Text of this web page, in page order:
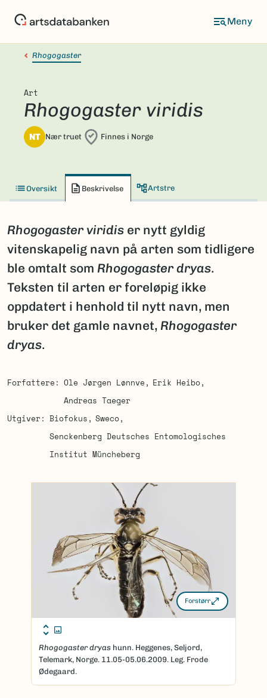
Rhogogaster
Art
Rhogogaster viridis
NT Nær truet Finnes i Norge
Oversikt Beskrivelse Artstre
Rhogogaster viridis er nytt gyldig
vitenskapelig navn på arten som tidligere
ble omtalt som Rhogogaster dryas.
Teksten til arten er foreløpig ikke
oppdatert i henhold til nytt navn, men
bruker det gamle navnet, Rhogogaster
dryas.
Forfattere Ole Jørgen Lønnve
Erik Heibo
Andreas Taeger
Utgiver
Biofokus
Sweco
Senckenberg Deutsches Entomologisches
Institut Müncheberg
Forstørr
Rhogogaster dryas hunn. Heggenes, Seljord,
Telemark, Norge. 11.05-05.06.2009. Leg. Frode
Ødegaard.